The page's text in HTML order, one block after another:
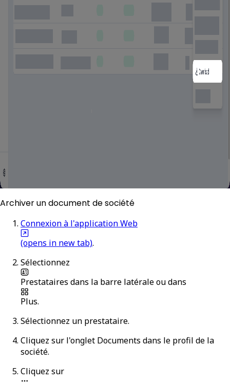
Archiver un document de société
Connexion à l'application Web
(opens in new tab).
Sélectionnez
Prestataires dans la barre latérale ou dans
Plus.
Sélectionnez un prestataire.
Cliquez sur l'onglet Documents dans le profil de la
société.
Cliquez sur